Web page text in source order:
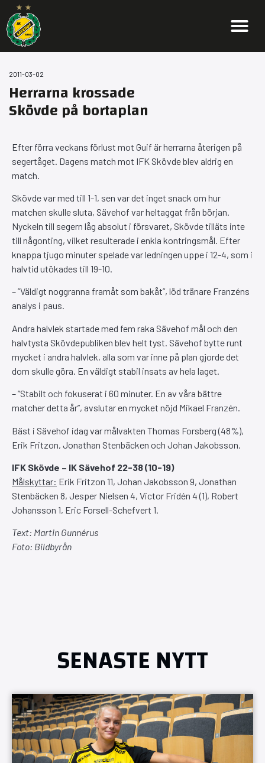
2011-03-02
Herrarna krossade
Skövde på bortaplan
Efter förra veckans förlust mot Guif är herrarna återigen på
segertåget. Dagens match mot IFK Skövde blev aldrig en
match.
Skövde var med till 1-1, sen var det inget snack om hur
matchen skulle sluta, Sävehof var heltaggat från början.
Nyckeln till segern låg absolut i försvaret, Skövde tilläts inte
till någonting, vilket resulterade i enkla kontringsmål. Efter
knappa tjugo minuter spelade var ledningen uppe i 12-4, som i
halvtid utökades till 19-10.
– ”Väldigt noggranna framåt som bakåt”, löd tränare Franzéns
analys i paus.
Andra halvlek startade med fem raka Sävehof mål och den
halvtysta Skövdepubliken blev helt tyst. Sävehof bytte runt
mycket i andra halvlek, alla som var inne på plan gjorde det
dom skulle göra. En väldigt stabil insats av hela laget.
– ”Stabilt och fokuserat i 60 minuter. En av våra bättre
matcher detta år”, avslutar en mycket nöjd Mikael Franzén.
Bäst i Sävehof idag var målvakten Thomas Forsberg (48%),
Erik Fritzon, Jonathan Stenbäcken och Johan Jakobsson.
IFK Skövde – IK Sävehof 22-38 (10-19)
Målskyttar: Erik Fritzon 11, Johan Jakobsson 9, Jonathan
Stenbäcken 8, Jesper Nielsen 4, Victor Fridén 4 (1), Robert
Johansson 1, Eric Forsell-Schefvert 1.
Text: Martin Gunnérus
Foto: Bildbyrån
SENASTE NYTT